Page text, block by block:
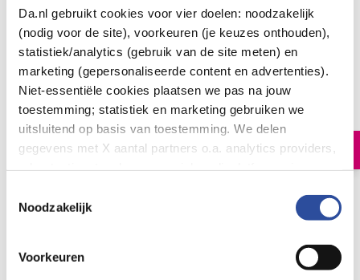
Da.nl gebruikt cookies voor vier doelen: noodzakelijk
(nodig voor de site), voorkeuren (je keuzes onthouden),
statistiek/analytics (gebruik van de site meten) en
marketing (gepersonaliseerde content en advertenties).
Niet-essentiële cookies plaatsen we pas na jouw
toestemming; statistiek en marketing gebruiken we
uitsluitend op basis van toestemming. We delen
gegevens met X aantal partners o.a. analytics providers,
en de bewaartermijnen per categorie. Je kunt je keuze op
gegevensverwerking staat in de
Privacyverklaring
Noodzakelijk
Voorkeuren
Roosvicee Fruitkracht ferro
500.00
Milliliter
6.
In winkelmand
Aan Roosvicee Vruchtvitaal Ferro is ferrogluconaat
toegevoegd, een ijzer dat snel in het bloed wordt